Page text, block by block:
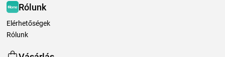
Rólunk
Elérhetőségek
Rólunk